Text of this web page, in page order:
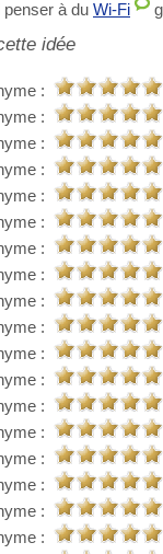
penser à du Wi-Fi
idée
:
:
:
:
:
:
:
:
:
:
:
:
:
:
:
:
:
: